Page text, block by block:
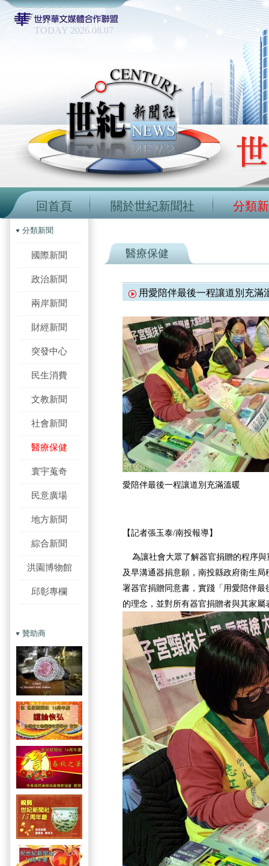
TODAY 2026.08.07
回首頁 關於世紀新聞社 分類
分類新聞
國際新聞
政治新聞
兩岸新聞
財經新聞
突發中心
民生消費
文教新聞
社會新聞
醫療保健
寰宇蒐奇
民意廣場
地方新聞
綜合新聞
洪園博物館
邱彰專欄
贊助商
醫療保健
用愛陪伴最後一程讓道別充滿
愛陪伴最後一程讓道別充滿溫暖
【記者張玉泰/南投報導】
為讓社會大眾了解器官捐贈的程序與
及早溝通器捐意願，南投縣政府衛生
署器官捐贈同意書，實踐「用愛陪伴
的理念，並對所有器官捐贈者與其家屬